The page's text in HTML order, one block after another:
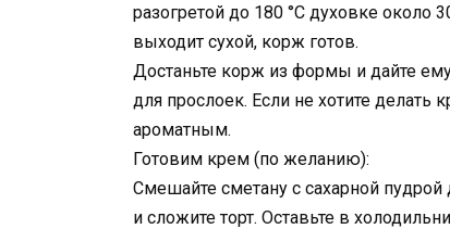
разогретой до 180 °C духовке около
выходит сухой, корж готов.
Достаньте корж из формы и дайте
для прослоек. Если не хотите делать
ароматным.
Готовим крем (по желанию):
Смешайте сметану с сахарной
и сложите торт. Оставьте в